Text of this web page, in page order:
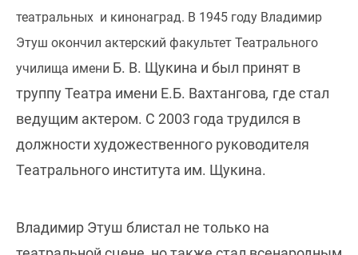
театральных и кинонаград. В 1945 году Владимир
Этуш окончил актерский факультет Театрального
училища имени Б. В. Щукина и был принят в
труппуТеатра имени Е.Б. Вахтангова, где стал
ведущим актером. С 2003 года трудился в
должности художественного руководителя
Театрального института им. Щукина.
Владимир Этуш блистал не только на